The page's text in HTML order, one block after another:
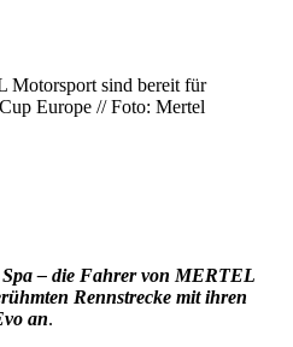
Motorsport sind bereit für
Europe // Foto: Mertel
Spa – die Fahrer von MERTEL
Rennstrecke mit ihren
an.